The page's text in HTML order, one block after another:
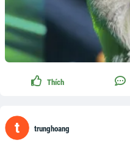
Thích
trunghoang